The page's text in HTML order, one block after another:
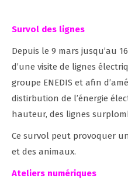
Survol des lignes
Depuis le 9 mars jusqu’au
d’une visite de lignes
groupe ENEDIS et afin
distirbution de l’énergie
hauteur, des lignes
Ce survol peut provoquer
et des animaux.
Ateliers numériques